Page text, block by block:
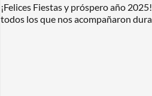
¡Felices Fiestas y próspero año
todos los que nos acompañaron